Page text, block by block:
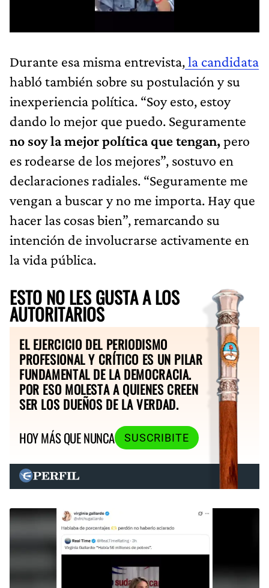
Durante esa misma entrevista,la candidata
habló también sobre su postulación y su
inexperiencia política. “Soy esto, estoy
dando lo mejor que puedo. Seguramente
no soy la mejor política que tengan,pero
es rodearse de los mejores”, sostuvo en
declaraciones radiales. “Seguramente me
vengan a buscar y no me importa. Hay que
hacer las cosas bien”, remarcando su
intención de involucrarse activamente en
la vida pública.
ESTO NO LES GUSTA A LOS
AUTORITARIOS
EL EJERCICIO DEL PERIODISMO
PROFESIONAL Y CRÍTICO ES UN PILAR
FUNDAMENTAL DE LA DEMOCRACIA.
POR ESO MOLESTA A QUIENES CREEN
SER LOS DUEÑOS DE LA VERDAD.
HOY MÁS QUE NUNCA
SUSCRIBITE